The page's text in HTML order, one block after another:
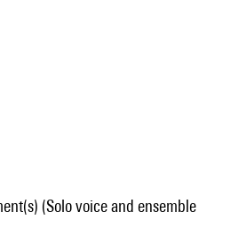
(Solo voice and ensemble